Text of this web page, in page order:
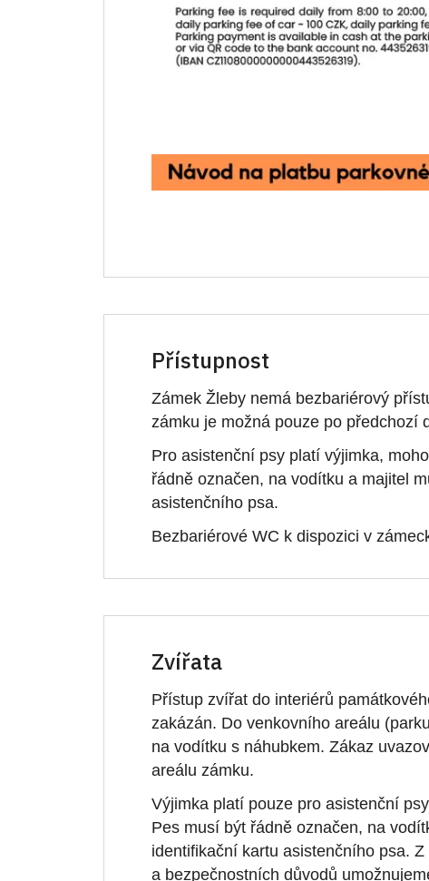
Přístupnost
Zámek Žleby nemá bezbariérový
zámku je možná pouze po předchozí
Pro asistenční psy platí výjimka,
řádně označen, na vodítku a majitel
asistenčního psa.
Bezbariérové WC k dispozici v
Zvířata
Přístup zvířat do interiérů
zakázán. Do venkovního areálu
na vodítku s náhubkem. Zákaz
areálu zámku.
Výjimka platí pouze pro asistenční
Pes musí být řádně označen, na
identifikační kartu asistenčního psa.
a bezpečnostních důvodů